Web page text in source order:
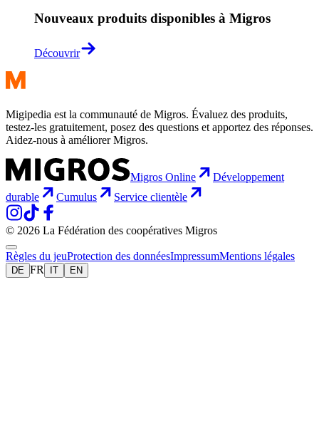
Nouveaux produits disponibles à Migros
Découvrir
Migipedia est la communauté de Migros. Évaluez des produits,
testez-les gratuitement, posez des questions et apportez des réponses.
Aidez-nous à améliorer Migros.
Migros Online
Développement
durable
Cumulus Service clientèle
© 2026 La Fédération des coopératives Migros
Règles du jeuProtection des donnéesImpressumMentions légales
DE FR IT EN